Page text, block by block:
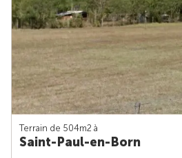
Terrain de 504m2 à
Saint-Paul-en-Born